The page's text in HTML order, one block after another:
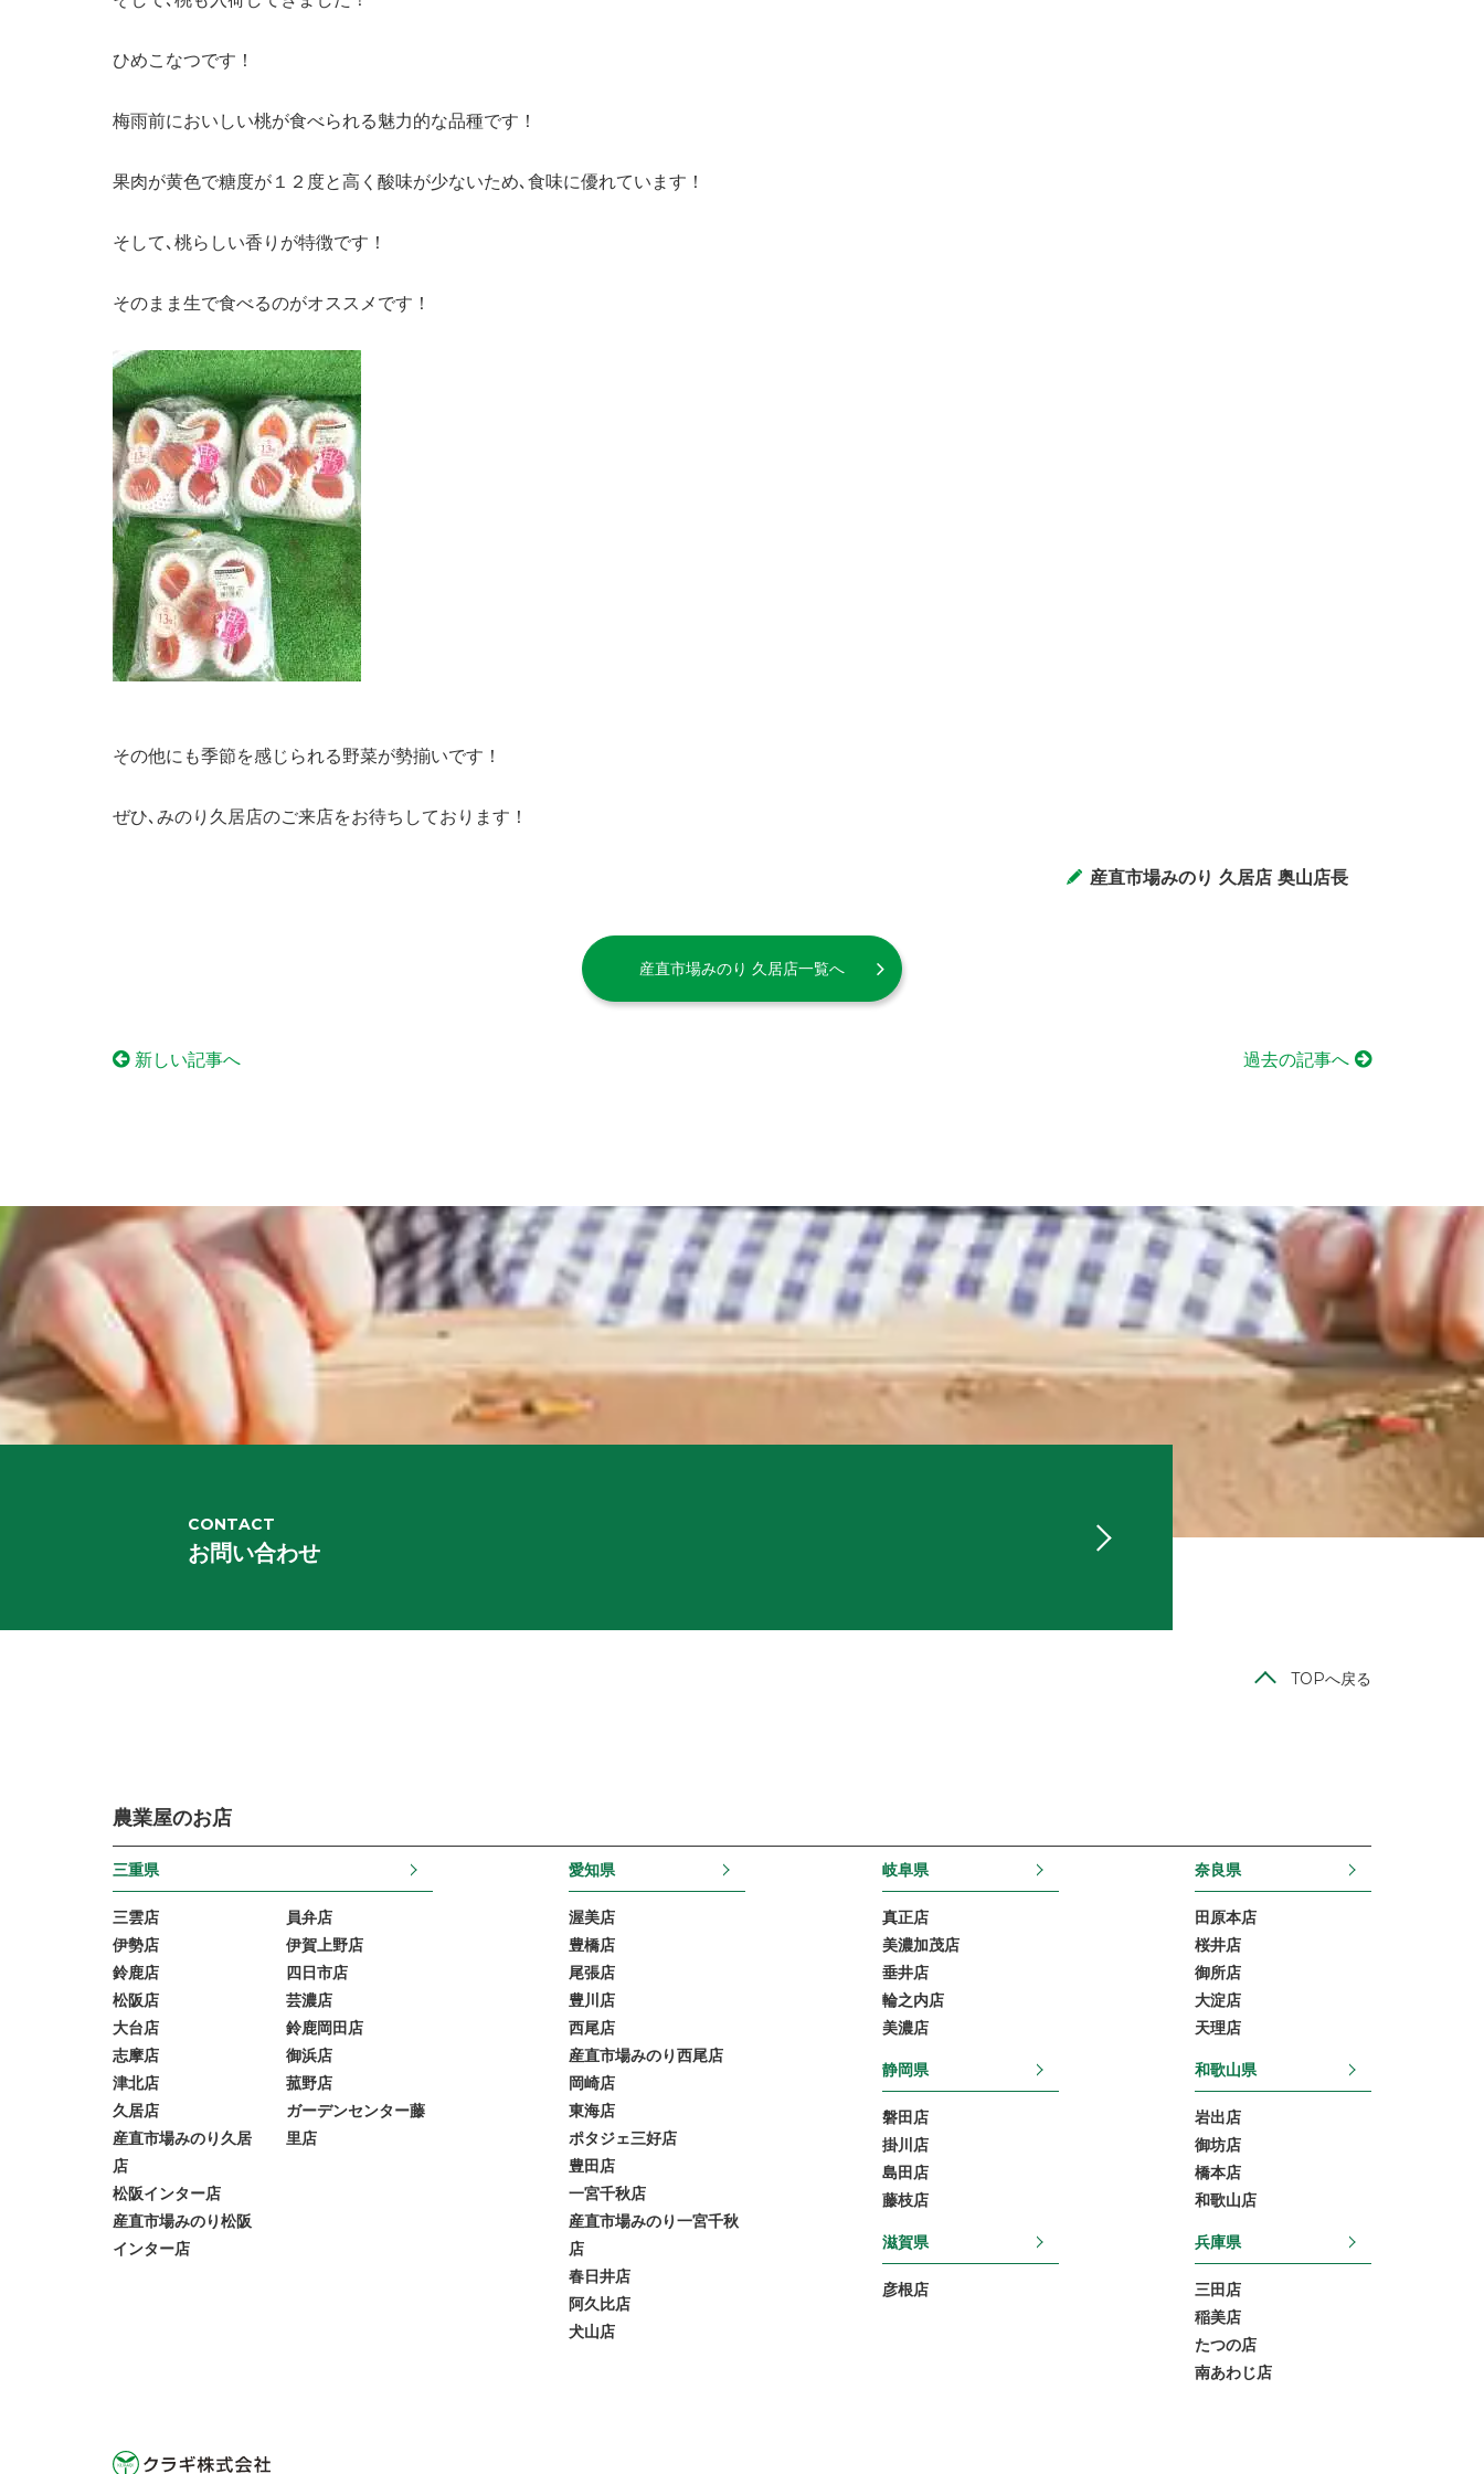
ひめこなつです！
梅雨前においしい桃が食べられる魅力的な品種です！
果肉が黄色で糖度が１２度と高く酸味が少ないため､食味に優れています！
そして､桃らしい香りが特徴です！
そのまま生で食べるのがオススメです！
その他にも季節を感じられる野菜が勢揃いです！
ぜひ､みのり久居店のご来店をお待ちしております！
産直市場みのり 久居店 奥山店長
産直市場みのり 久居店一覧へ
新しい記事へ 過去の記事へ
CONTACT
お問い合わせ
TOPへ戻る
農業屋のお店
三重県
三雲店
伊勢店
鈴鹿店
松阪店
大台店
志摩店
津北店
久居店
産直市場みのり久居
店
松阪インター店
産直市場みのり松阪
インター店
員弁店
伊賀上野店
四日市店
芸濃店
鈴鹿岡田店
御浜店
菰野店
ガーデンセンター藤
里店
愛知県
渥美店
豊橋店
尾張店
豊川店
西尾店
産直市場みのり西尾店
岡崎店
東海店
ポタジェ三好店
豊田店
一宮千秋店
産直市場みのり一宮千秋
店
春日井店
阿久比店
犬山店
岐阜県
真正店
美濃加茂店
垂井店
輪之内店
美濃店
静岡県
磐田店
掛川店
島田店
藤枝店
滋賀県
彦根店
奈良県
田原本店
桜井店
御所店
大淀店
天理店
和歌山県
岩出店
御坊店
橋本店
和歌山店
兵庫県
三田店
稲美店
たつの店
南あわじ店